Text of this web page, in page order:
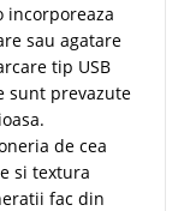
incorporeaza
sau agatare
tip USB
sunt prevazute
de cea
si textura
fac din